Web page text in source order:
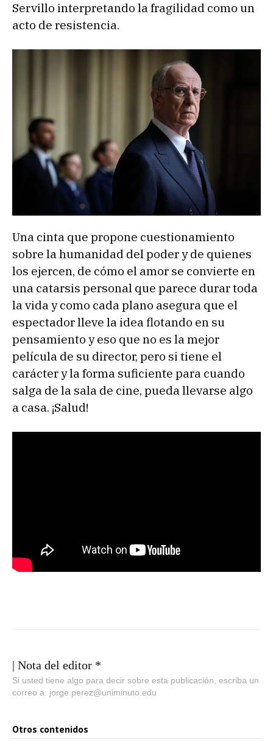
Servillo interpretando la fragilidad como un
acto de resistencia.
Una cinta que propone cuestionamiento
sobre la humanidad del poder y de quienes
los ejercen, de cómo el amor se convierte en
una catarsis personal que parece durar toda
la vida y como cada plano asegura que el
espectador lleve la idea flotando en su
pensamiento y eso que no es la mejor
película de su director, pero si tiene el
carácter y la forma suficiente para cuando
salga de la sala de cine, pueda llevarse algo
a casa. ¡Salud!
| Nota del editor *
Si usted tiene algo para decir sobre esta publicación, escriba un
correo a: jorge.perez@uniminuto.edu
Otros contenidos